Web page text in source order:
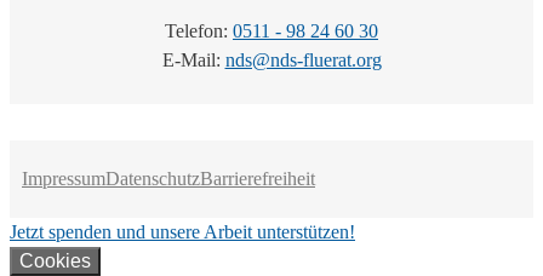
Telefon: 0511 - 98 24 60 30
E-Mail: nds@nds-fluerat.org
ImpressumDatenschutzBarrierefreiheit
Jetzt spenden und unsere Arbeit unterstützen!
Cookies